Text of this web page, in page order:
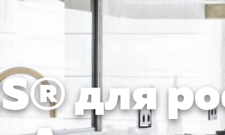
для